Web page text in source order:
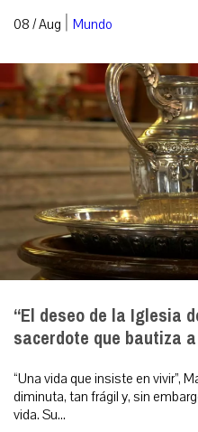
08 / Aug | Mundo
“El deseo de la Iglesia
sacerdote que bautiza
“Una vida que insiste en vivir”,
diminuta, tan frágil y, sin
vida. Su...